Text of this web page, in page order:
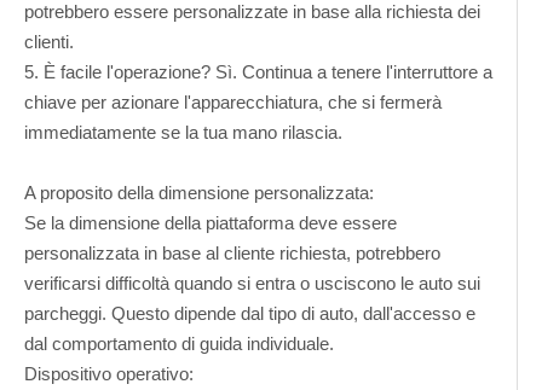
potrebbero essere personalizzate in base alla richiesta dei
clienti.
5. È facile l'operazione? Sì. Continua a tenere l'interruttore a
chiave per azionare l'apparecchiatura, che si fermerà
immediatamente se la tua mano rilascia.
A proposito della dimensione personalizzata:
Se la dimensione della piattaforma deve essere
personalizzata in base al cliente richiesta, potrebbero
verificarsi difficoltà quando si entra o usciscono le auto sui
parcheggi. Questo dipende dal tipo di auto, dall'accesso e
dal comportamento di guida individuale.
Dispositivo operativo: